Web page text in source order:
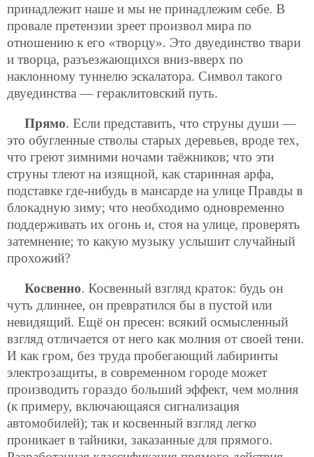
принадлежит наше и мы не принадлежим себе. В
провале претензии зреет произвол мира по
отношению к его «творцу». Это двуединство твари
и творца, разъезжающихся вниз-вверх по
наклонному туннелю эскалатора. Символ такого
двуединства — гераклитовский путь.
Прямо. Если представить, что струны души —
это обугленные стволы старых деревьев, вроде тех,
что греют зимними ночами таёжников; что эти
струны тлеют на изящной, как старинная арфа,
подставке где-нибудь в мансарде на улице Правды в
блокадную зиму; что необходимо одновременно
поддерживать их огонь и, стоя на улице, проверять
затемнение; то какую музыку услышит случайный
прохожий?
Косвенно. Косвенный взгляд краток: будь он
чуть длиннее, он превратился бы в пустой или
невидящий. Ещё он пресен: всякий осмысленный
взгляд отличается от него как молния от своей тени.
И как гром, без труда пробегающий лабиринты
электрозащиты, в современном городе может
производить гораздо больший эффект, чем молния
(к примеру, включающаяся сигнализация
автомобилей); так и косвенный взгляд легко
проникает в тайники, заказанные для прямого.